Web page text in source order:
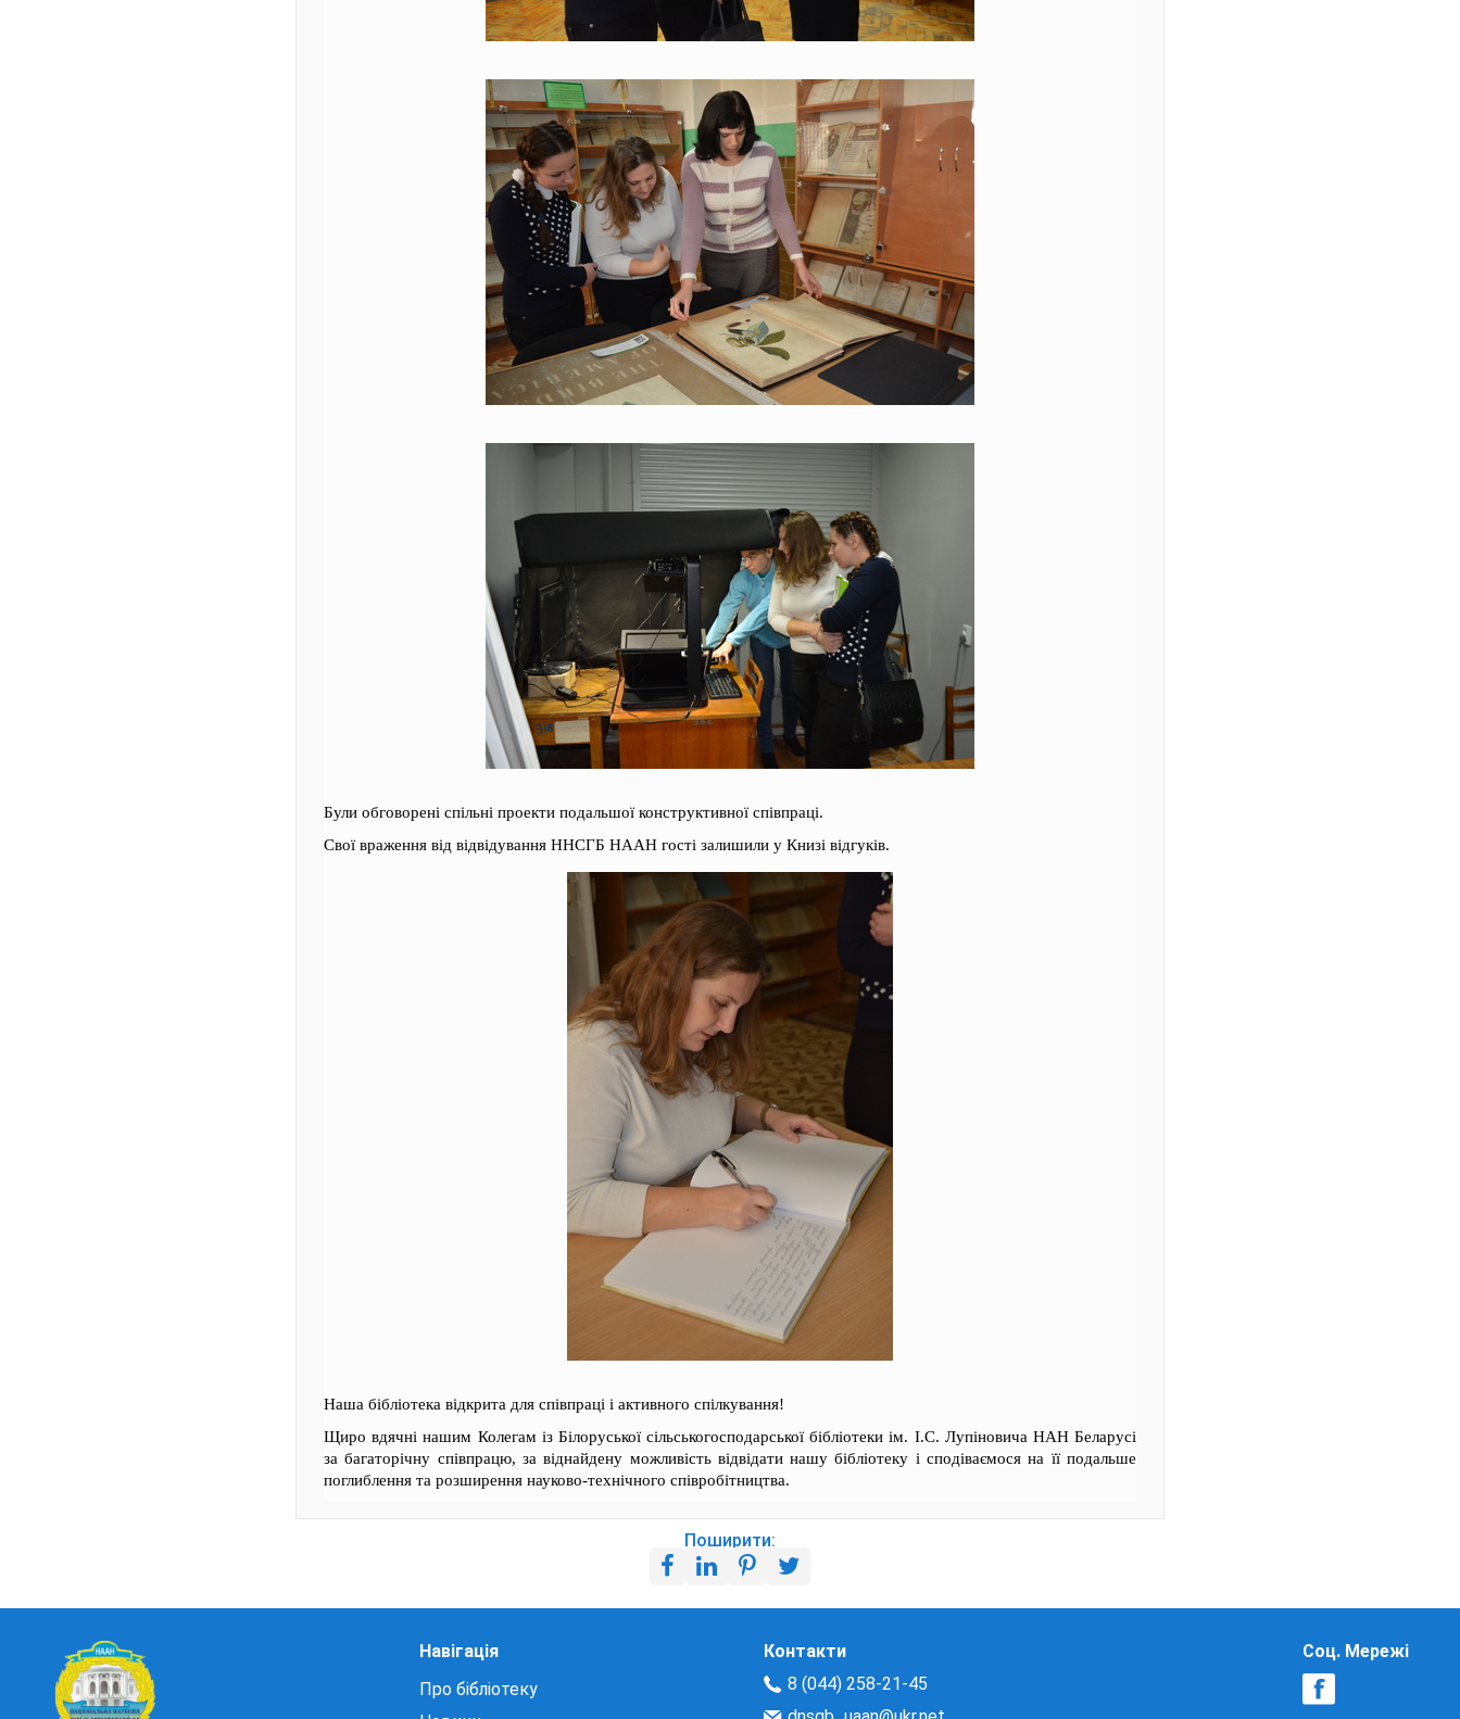
Були обговорені спільні проекти подальшої конструктивної співпраці.
Свої враження від відвідування ННСГБ НААН гості залишили у Книзі відгуків.
Наша бібліотека відкрита для співпраці і активного спілкування!
Щиро вдячні нашим Колегам із Білоруської сільськогосподарської бібліотеки ім. І.С. Лупіновича НАН Беларусі
за багаторічну співпрацю, за віднайдену можливість відвідати нашу бібліотеку і сподіваємося на її подальше
поглиблення та розширення науково-технічного співробітництва.
Поширити:
Навігація
Про бібліотеку
Контакти
8 (044) 258-21-45
Соц. Мережі